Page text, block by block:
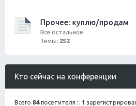
Прочее: куплю/продам
Все остальное
Темы: 252
Кто сейчас на конференции
Всего 84посетителя :: 1